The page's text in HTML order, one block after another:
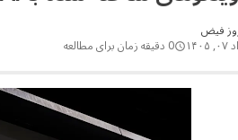
فیض
0 دقیقه زمان برای مطالعه